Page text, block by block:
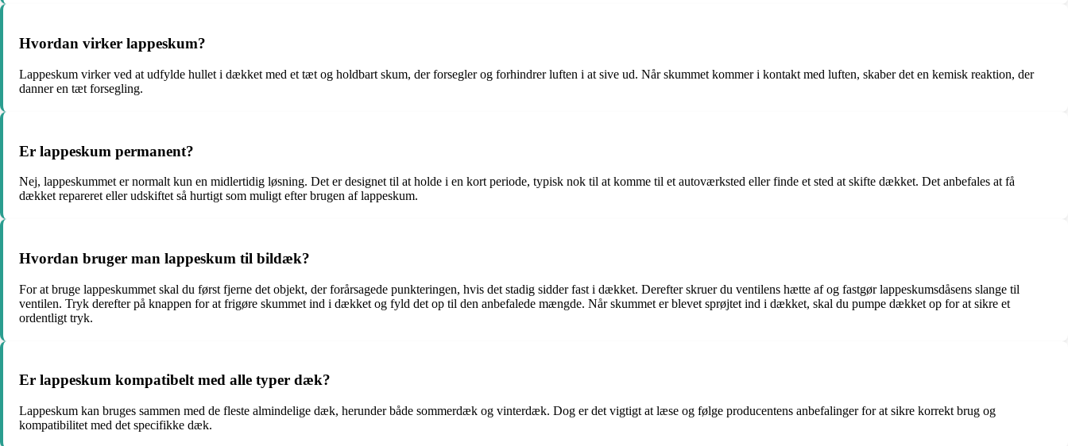
Hvordan virker lappeskum?
Lappeskum virker ved at udfylde hullet i dækket med et tæt og holdbart skum, der forsegler og forhindrer luften i at sive ud. Når skummet kommer i kontakt med luften, skaber det en kemisk reaktion, der
danner en tæt forsegling.
Er lappeskum permanent?
Nej, lappeskummet er normalt kun en midlertidig løsning. Det er designet til at holde i en kort periode, typisk nok til at komme til et autoværksted eller finde et sted at skifte dækket. Det anbefales at få
dækket repareret eller udskiftet så hurtigt som muligt efter brugen af lappeskum.
Hvordan bruger man lappeskum til bildæk?
For at bruge lappeskummet skal du først fjerne det objekt, der forårsagede punkteringen, hvis det stadig sidder fast i dækket. Derefter skruer du ventilens hætte af og fastgør lappeskumsdåsens slange til
ventilen. Tryk derefter på knappen for at frigøre skummet ind i dækket og fyld det op til den anbefalede mængde. Når skummet er blevet sprøjtet ind i dækket, skal du pumpe dækket op for at sikre et
ordentligt tryk.
Er lappeskum kompatibelt med alle typer dæk?
Lappeskum kan bruges sammen med de fleste almindelige dæk, herunder både sommerdæk og vinterdæk. Dog er det vigtigt at læse og følge producentens anbefalinger for at sikre korrekt brug og
kompatibilitet med det specifikke dæk.